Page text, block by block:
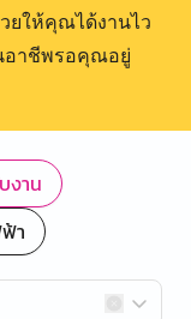
ยให้คุณได้งานไว
อาชีพรอคุณอยู่
งาน
า